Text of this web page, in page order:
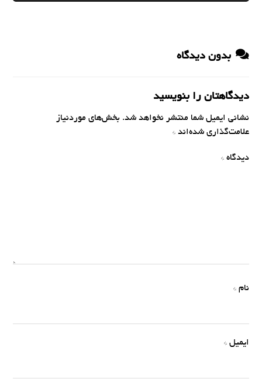
بدون دیدگاه
دیدگاهتان را بنویسید
نشانی ایمیل شما منتشر نخواهد شد. بخش‌های موردنیاز
علامت‌گذاری شده‌اند*
دیدگاه*
نام*
ایمیل*